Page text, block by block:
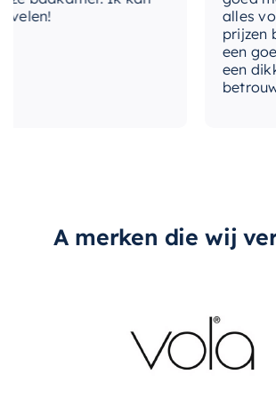
2-3 weken
Nee, los bij
alles
prijzen
een
een
A merken die wij